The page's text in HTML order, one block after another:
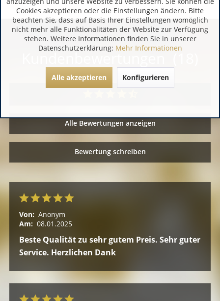
Kundenbewertungen (18)
Alle Bewertungen anzeigen
Bewertung schreiben
Von: Anonym
Am: 08.01.2025
Beste Qualität zu sehr gutem Preis. Sehr guter
Service. Herzlichen Dank
Cookies akzeptieren oder die Einstellungen ändern. Bitte
beachten Sie, dass auf Basis Ihrer Einstellungen womöglich
nicht mehr alle Funktionalitäten der Website zur Verfügung
stehen. Weitere Informationen finden Sie in unserer
Datenschutzerklärung: Mehr Informationen
Alle akzeptieren Konfigurieren